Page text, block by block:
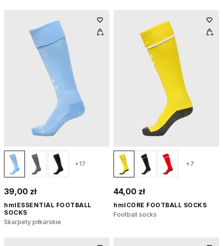
+17
39,00 zł
hmlESSENTIAL FOOTBALL
SOCKS
Skarpety piłkarskie
+7
44,00 zł
hmlCORE FOOTBALL SOCKS
Football socks